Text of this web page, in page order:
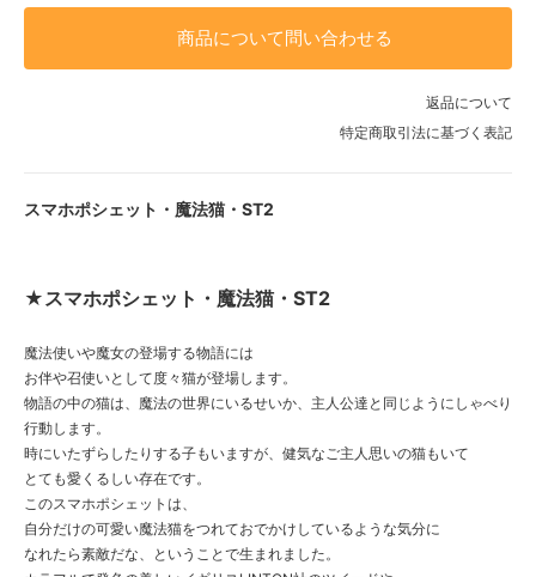
商品について問い合わせる
返品について
特定商取引法に基づく表記
スマホポシェット・魔法猫・ST2
★スマホポシェット・魔法猫・ST2
魔法使いや魔女の登場する物語には
お伴や召使いとして度々猫が登場します。
物語の中の猫は、魔法の世界にいるせいか、主人公達と同じようにしゃべり
行動します。
時にいたずらしたりする子もいますが、健気なご主人思いの猫もいて
とても愛くるしい存在です。
このスマホポシェットは、
自分だけの可愛い魔法猫をつれておでかけしているような気分に
なれたら素敵だな、ということで生まれました。